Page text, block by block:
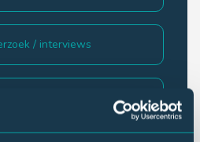
/ interviews